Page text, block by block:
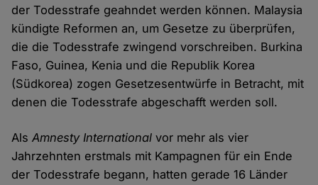
der Todesstrafe geahndet werden können. Malaysia
kündigte Reformen an, um Gesetze zu überprüfen,
die die Todesstrafe zwingend vorschreiben. Burkina
Faso, Guinea, Kenia und die Republik Korea
(Südkorea) zogen Gesetzesentwürfe in Betracht, mit
denen die Todesstrafe abgeschafft werden soll.
AlsAmnesty International vor mehr als vier
Jahrzehnten erstmals mit Kampagnen für ein Ende
der Todesstrafe begann, hatten gerade 16 Länder